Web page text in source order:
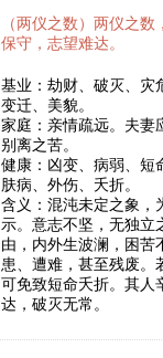
（两仪之数）两仪之
保守，志望难达。
基业：劫财、破灭、灾
变迁、美貌。
家庭：亲情疏远。夫妻
别离之苦。
健康：凶变、病弱、短
肤病、外伤、夭折。
含义：混沌未定之象，
示。意志不坚，无独立
由，内外生波澜，困苦
患、遭难，甚至残废。
可免致短命夭折。其人
达，破灭无常。